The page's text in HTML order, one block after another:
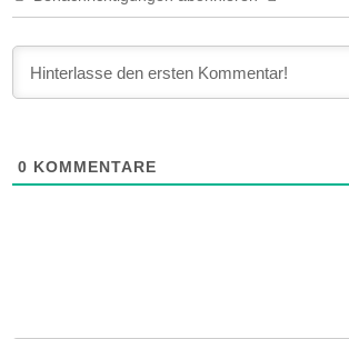
0 KOMMENTARE